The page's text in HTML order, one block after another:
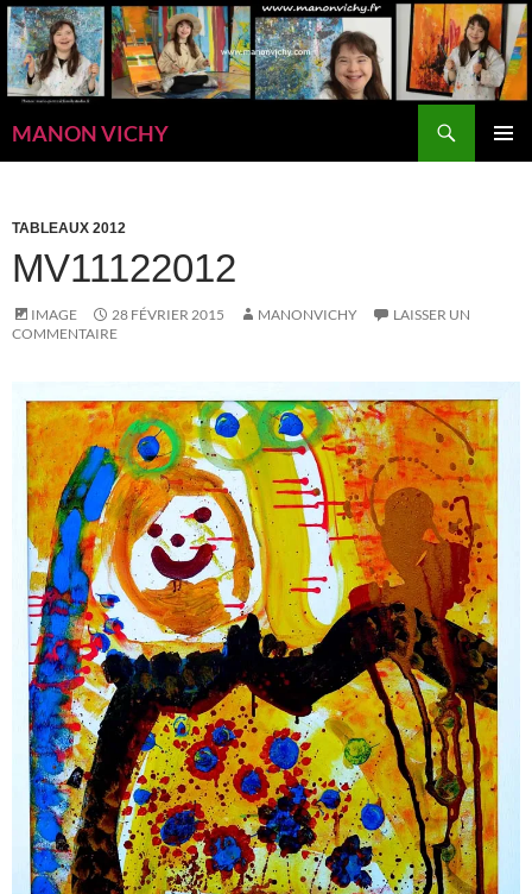
Aller
au
contenu
MANON VICHY
TABLEAUX 2012
MV11122012
IMAGE 28 FÉVRIER 2015 MANONVICHY
LAISSER UN
COMMENTAIRE